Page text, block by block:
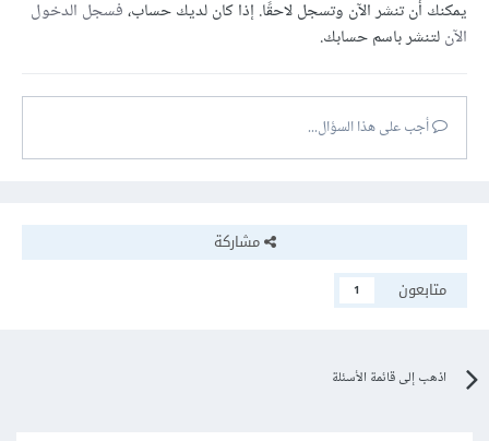
يمكنك أن تنشر الآن وتسجل لاحقًا. إذا كان لديك حساب،فسجل الدخول
الآنلتنشر باسم حسابك.
أجب على هذا السؤال...
مشاركة
متابعون
1
اذهب إلى قائمة الأسئلة